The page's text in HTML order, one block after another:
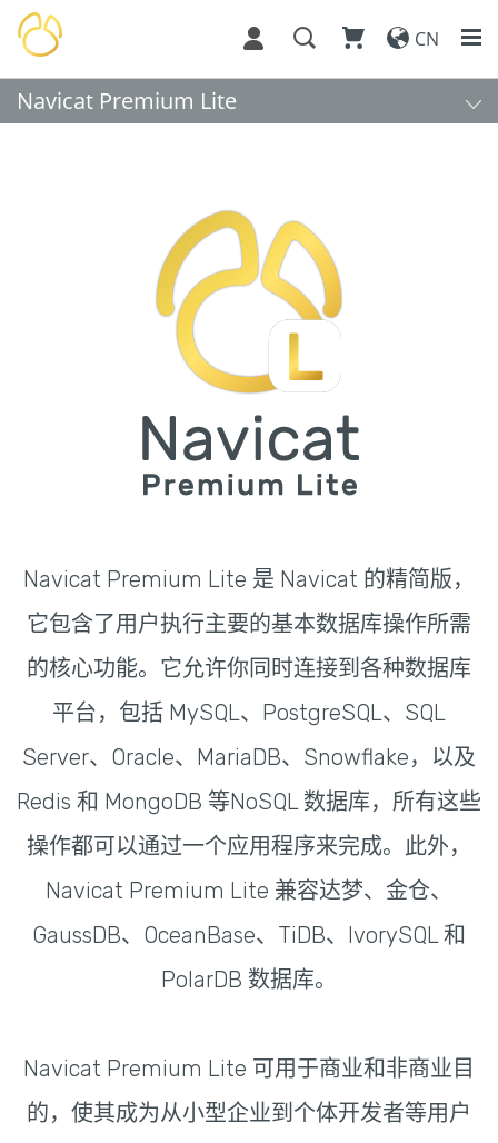
CN
Navicat Premium Lite
Navicat Premium Lite 是 Navicat 的精简版，
它包含了用户执行主要的基本数据库操作所需
的核心功能。它允许你同时连接到各种数据库
平台，包括 MySQL、PostgreSQL、SQL
Server、Oracle、MariaDB、Snowflake，以及
Redis 和 MongoDB 等NoSQL 数据库，所有这些
操作都可以通过一个应用程序来完成。此外，
Navicat Premium Lite 兼容达梦、金仓、
GaussDB、OceanBase、TiDB、IvorySQL 和
PolarDB 数据库。
Navicat Premium Lite 可用于商业和非商业目
的，使其成为从小型企业到个体开发者等用户